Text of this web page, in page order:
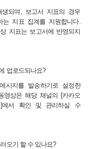
되며 , 보고서 지표의 경우
지표 집계를 지원합니다.
지표는 보고서에 반영되지
업로드되나요?
시지를 발송하기로 설정한
영상은 해당 채널의 [카카오
]에서 확인 및 관리하실 수
오기 할 수 있나요?